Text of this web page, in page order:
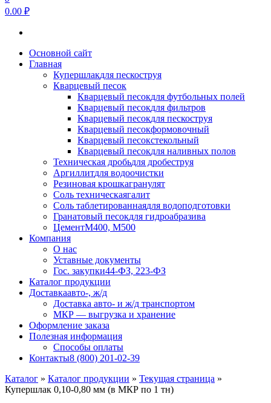
0.00 ₽
Основной сайт
Главная
Купершлакдля пескоструя
Кварцевый песок
Кварцевый песокдля футбольных полей
Кварцевый песокдля фильтров
Кварцевый песокдля пескоструя
Кварцевый песокформовочный
Кварцевый песокстекольный
Кварцевый песокдля наливных полов
Техническая дробьдля дробеструя
Аргиллитдля водоочистки
Резиновая крошкагранулят
Соль техническаягалит
Соль таблетированнаядля водоподготовки
Гранатовый песокдля гидроабразива
ЦементМ400, М500
Компания
О нас
Уставные документы
Гос. закупки44-ФЗ, 223-ФЗ
Каталог продукции
Доставкаавто-, ж/д
Доставка авто- и ж/д транспортом
МКР — выгрузка и хранение
Оформление заказа
Полезная информация
Способы оплаты
Контакты8 (800) 201-02-39
Каталог » Каталог продукции » Текущая страница »
Купершлак 0,10-0,80 мм (в МКР по 1 тн)